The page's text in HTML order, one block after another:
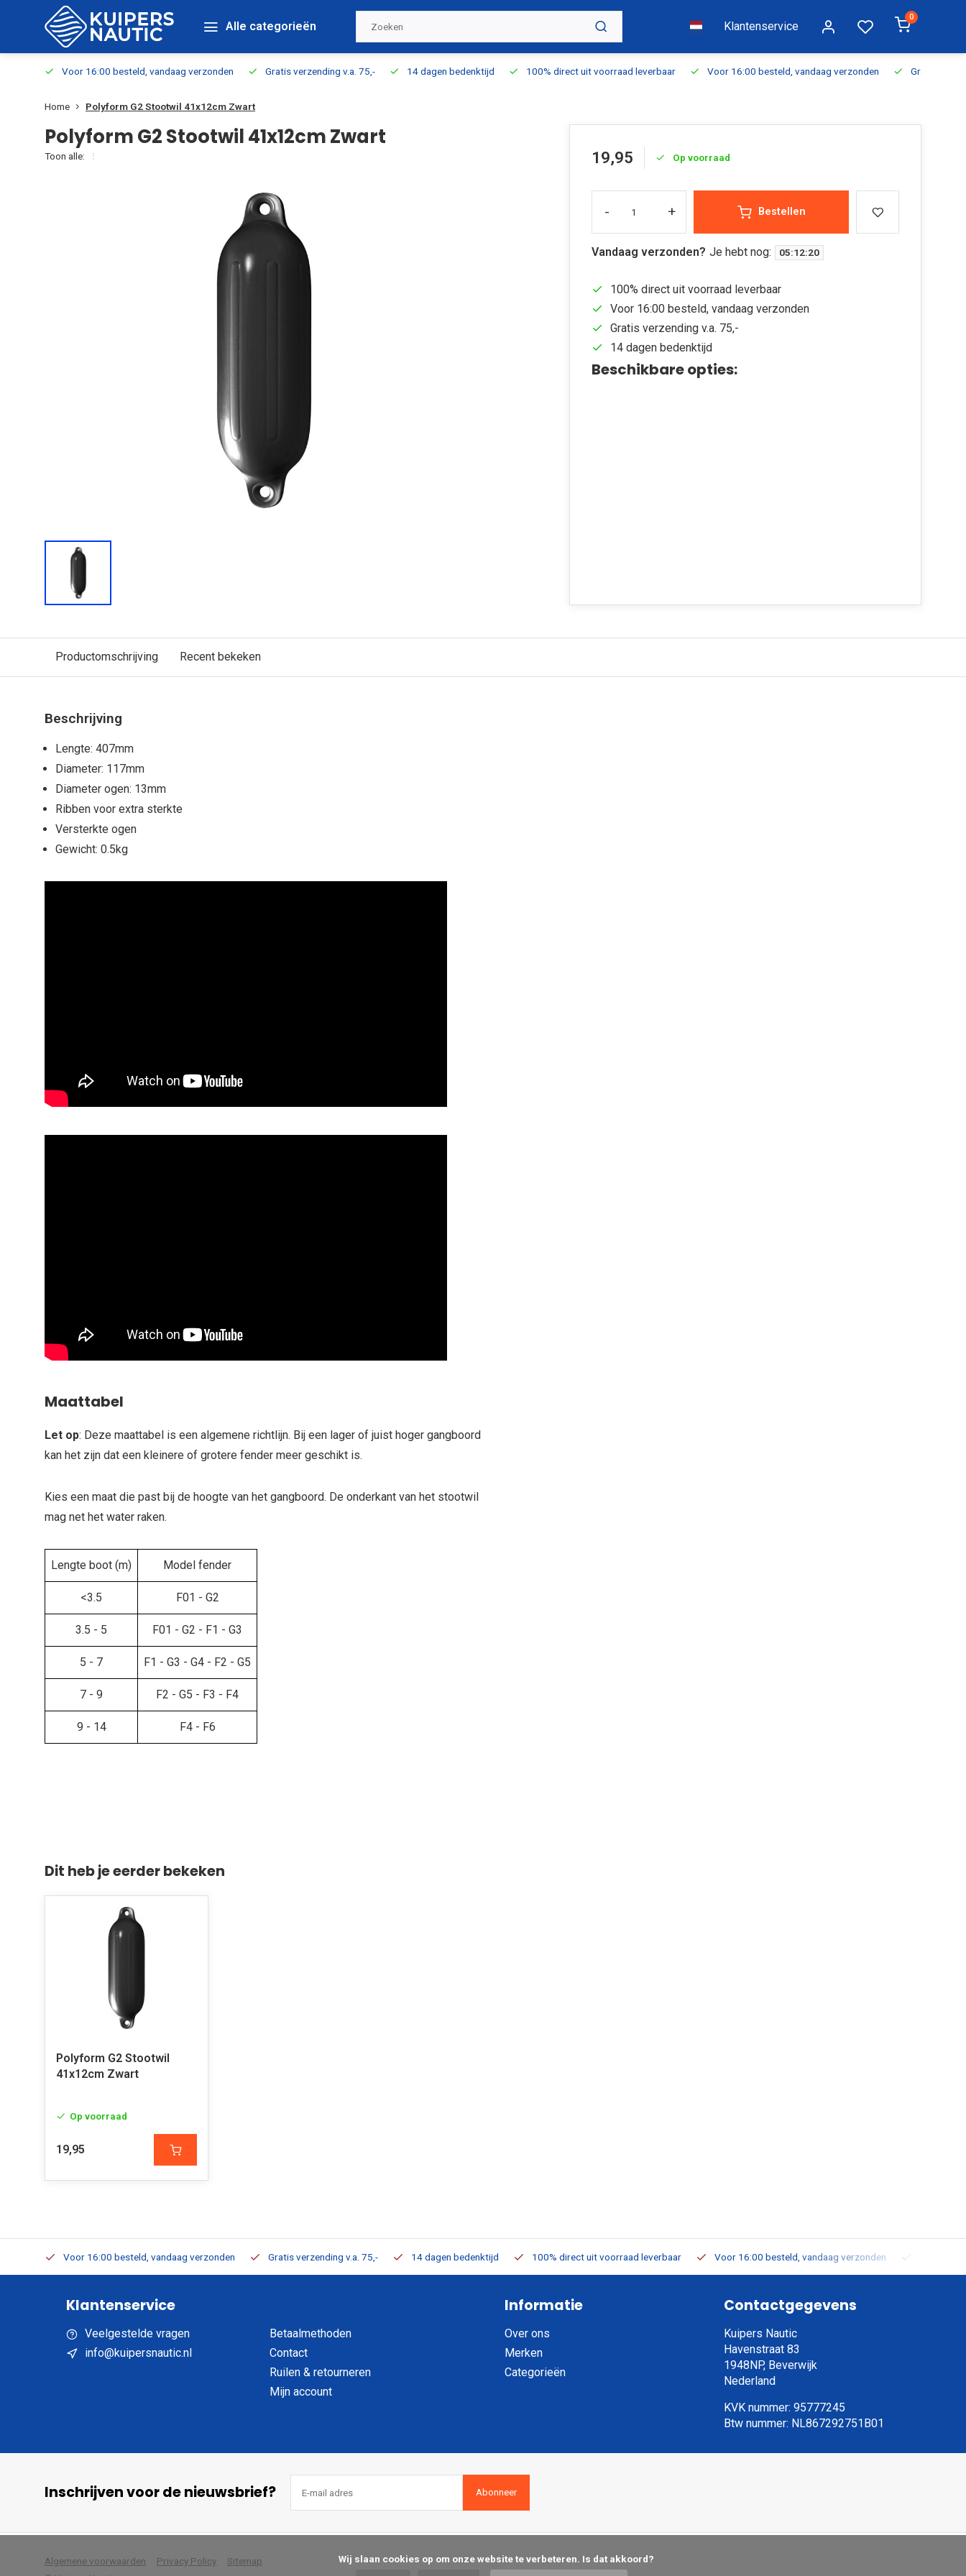
Alle categorieën Klantenservice
0
Voor 16:00 besteld, vandaag verzonden Gratis verzending v.a. 75,- 14 dagen bedenktijd 100% direct uit voorraad leverbaar Voor 16:00 besteld, vandaag verzonden Gratis
Home Polyform G2 Stootwil 41x12cm Zwart
Polyform G2 Stootwil 41x12cm Zwart
Toon alle: 19,95 Op voorraad
- + Bestellen
Vandaag verzonden? Je hebt nog: 05:12:20
100% direct uit voorraad leverbaar
Voor 16:00 besteld, vandaag verzonden
Gratis verzending v.a. 75,-
14 dagen bedenktijd
Beschikbare opties:
Productomschrijving Recent bekeken
Beschrijving
Lengte: 407mm
Diameter: 117mm
Diameter ogen: 13mm
Ribben voor extra sterkte
Versterkte ogen
Gewicht: 0.5kg
Maattabel
Let op: Deze maattabel is een algemene richtlijn. Bij een lager of juist hoger gangboord
kan het zijn dat een kleinere of grotere fender meer geschikt is.
Kies een maat die past bij de hoogte van het gangboord. De onderkant van het stootwil
mag net het water raken.
Lengte boot (m) Model fender
<3.5 F01 - G2
3.5 - 5 F01 - G2 - F1 - G3
5 - 7 F1 - G3 - G4 - F2 - G5
7 - 9 F2 - G5 - F3 - F4
9 - 14 F4 - F6
Dit heb je eerder bekeken
Polyform G2 Stootwil
41x12cm Zwart
Op voorraad
19,95
Voor 16:00 besteld, vandaag verzonden Gratis verzending v.a. 75,- 14 dagen bedenktijd 100% direct uit voorraad leverbaar Voor 16:00 besteld, vandaag verzonden
Klantenservice
Veelgestelde vragen
info@kuipersnautic.nl
Betaalmethoden
Contact
Ruilen & retourneren
Mijn account
Informatie
Over ons
Merken
Categorieën
Contactgegevens
Kuipers Nautic
Havenstraat 83
1948NP, Beverwijk
Nederland
KVK nummer: 95777245
Btw nummer: NL867292751B01
Inschrijven voor de nieuwsbrief? Abonneer
Algemene voorwaarden Privacy Policy
Sitemap